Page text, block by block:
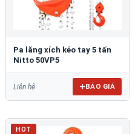
Pa lăng xích kéo tay 5 tấn
Nitto 50VP5
Liên hệ BÁO GIÁ
HOT